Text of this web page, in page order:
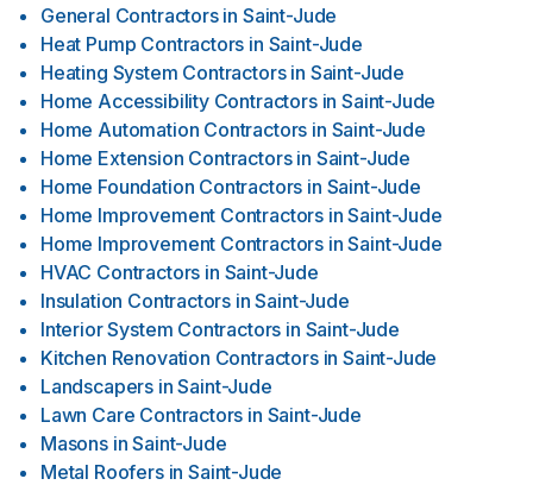
General Contractors in Saint-Jude
Heat Pump Contractors in Saint-Jude
Heating System Contractors in Saint-Jude
Home Accessibility Contractors in Saint-Jude
Home Automation Contractors in Saint-Jude
Home Extension Contractors in Saint-Jude
Home Foundation Contractors in Saint-Jude
Home Improvement Contractors in Saint-Jude
Home Improvement Contractors in Saint-Jude
HVAC Contractors in Saint-Jude
Insulation Contractors in Saint-Jude
Interior System Contractors in Saint-Jude
Kitchen Renovation Contractors in Saint-Jude
Landscapers in Saint-Jude
Lawn Care Contractors in Saint-Jude
Masons in Saint-Jude
Metal Roofers in Saint-Jude